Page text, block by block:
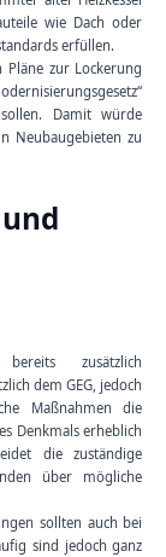
wie Dach oder
erfüllen.
zur Lockerung
Damit würde
Neubaugebieten zu
zusätzlich
dem GEG, jedoch
Maßnahmen die
Denkmals erheblich
die zuständige
über mögliche
sollten auch bei
sind jedoch ganz